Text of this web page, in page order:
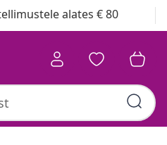
alates € 80